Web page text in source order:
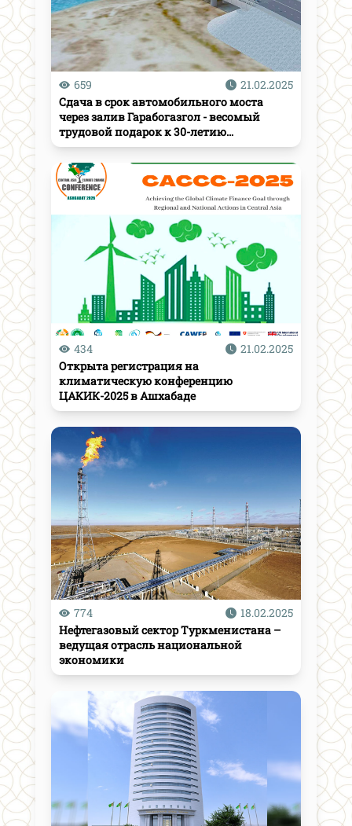
659
21.02.2025
Сдача в срок автомобильного моста
через залив Гарабогазгол - весомый
трудовой подарок к 30-летию
нейтралитета Туркменистана
434
21.02.2025
Открыта регистрация на
климатическую конференцию
ЦАКИК-2025 в Ашхабаде
774
18.02.2025
Нефтегазовый сектор Туркменистана –
ведущая отрасль национальной
экономики